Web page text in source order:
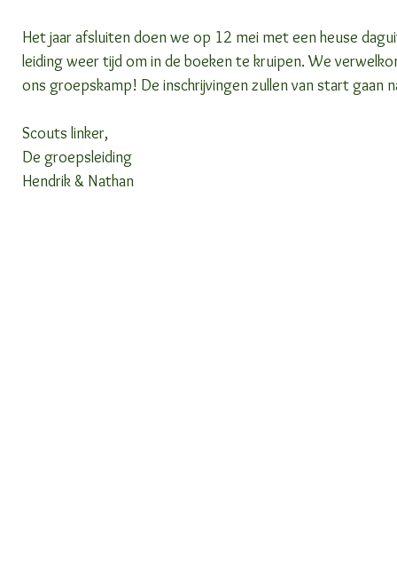
Het jaar afsluiten doen we op 12 mei met een heuse
leiding weer tijd om in de boeken te kruipen. We
ons groepskamp! De inschrijvingen zullen van start gaan
Scouts linker,
De groepsleiding
Hendrik & Nathan